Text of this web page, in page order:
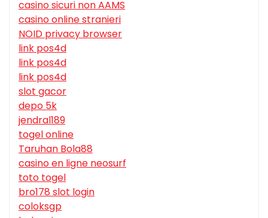
casino sicuri non AAMS
casino online stranieri
NOID privacy browser
link pos4d
link pos4d
link pos4d
slot gacor
depo 5k
jendral189
togel online
Taruhan Bola88
casino en ligne neosurf
toto togel
bro178 slot login
coloksgp